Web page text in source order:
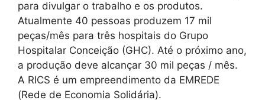
para divulgar o trabalho e os produtos.
Atualmente 40 pessoas produzem 17 mil
peças/mês para três hospitais do Grupo
Hospitalar Conceição (GHC). Até o próximo ano,
a produção deve alcançar 30 mil peças / mês.
A RICS é um empreendimento da EMREDE
(Rede de Economia Solidária).